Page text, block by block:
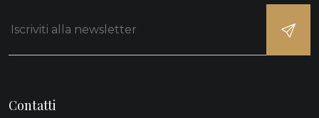
Contatti